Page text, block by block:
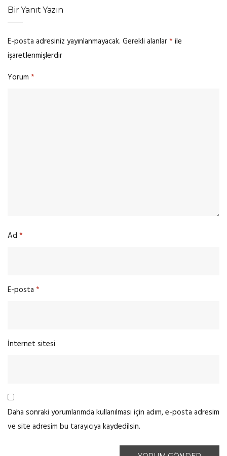
Bir Yanıt Yazın
E-posta adresiniz yayınlanmayacak. Gerekli alanlar* ile
işaretlenmişlerdir
Yorum *
Ad *
E-posta *
İnternet sitesi
Daha sonraki yorumlarımda kullanılması için adım, e-posta adresim
ve site adresim bu tarayıcıya kaydedilsin.